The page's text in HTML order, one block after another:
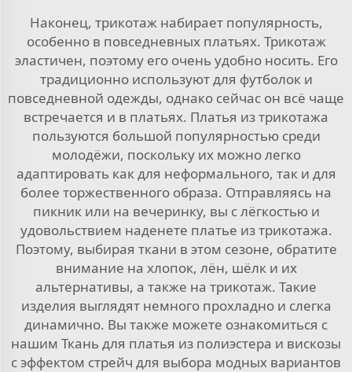
Наконец, трикотаж набирает популярность,
особенно в повседневных платьях. Трикотаж
эластичен, поэтому его очень удобно носить. Его
традиционно используют для футболок и
повседневной одежды, однако сейчас он всё чаще
встречается и в платьях. Платья из трикотажа
пользуются большой популярностью среди
молодёжи, поскольку их можно легко
адаптировать как для неформального, так и для
более торжественного образа. Отправляясь на
пикник или на вечеринку, вы с лёгкостью и
удовольствием наденете платье из трикотажа.
Поэтому, выбирая ткани в этом сезоне, обратите
внимание на хлопок, лён, шёлк и их
альтернативы, а также на трикотаж. Такие
изделия выглядят немного прохладно и слегка
динамично. Вы также можете ознакомиться с
нашим Ткань для платья из полиэстера и вискозы
с эффектом стрейч для выбора модных вариантов